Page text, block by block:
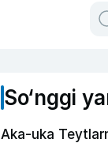
So‘nggi
Aka-uka